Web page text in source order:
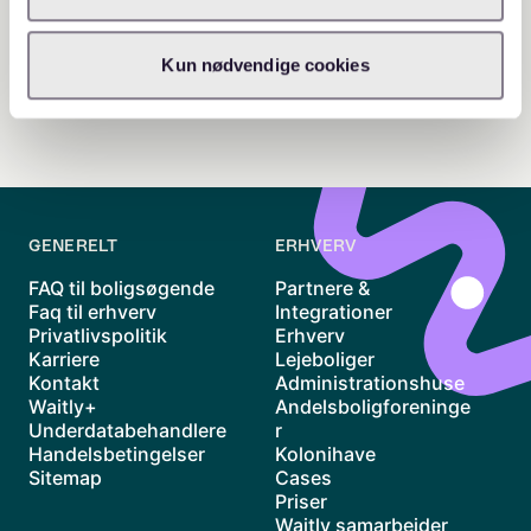
Kun nødvendige cookies
GENERELT
FAQ til boligsøgende
Faq til erhverv
Privatlivspolitik
Karriere
Kontakt
Waitly+
Underdatabehandlere
Handelsbetingelser
Sitemap
ERHVERV
Partnere &
Integrationer
Erhverv
Lejeboliger
Administrationshuse
Andelsboligforeninge
r
Kolonihave
Cases
Priser
Waitly samarbejder